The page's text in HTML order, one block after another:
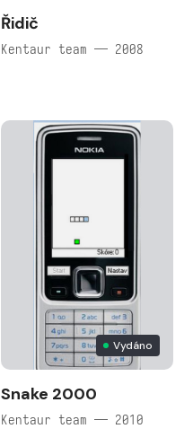
Řidič
Kentaur team — 2008
Vydáno
Snake 2000
Kentaur team — 2010